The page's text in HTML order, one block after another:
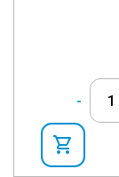
-
shopping_cart